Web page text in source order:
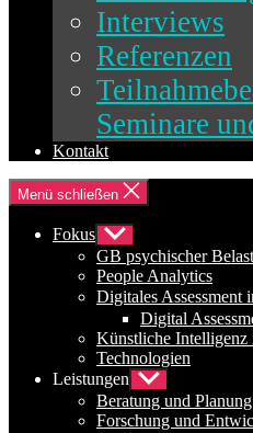
Interviews
Referenzen
Seminare
Kontakt
Menü schließen
Fokus Untermenü
anzeigen
GB psychischer
People Analytics
Digitales Assessment
Digital
Künstliche
Technologien
Leistungen Untermenü
anzeigen
Beratung und Planung
Forschung und